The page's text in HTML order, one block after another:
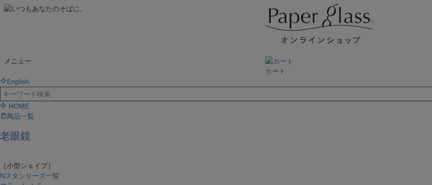
メニュー
カート
English
HOME
商品一覧
老眼鏡
［小型シェイプ］
Nスタシリーズ一覧